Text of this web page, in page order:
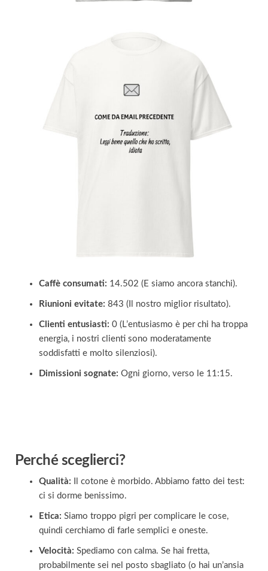
Caffè consumati: 14.502 (E siamo ancora stanchi).
Riunioni evitate: 843 (Il nostro miglior risultato).
Clienti entusiasti: 0 (L’entusiasmo è per chi ha troppa
energia, i nostri clienti sono moderatamente
soddisfatti e molto silenziosi).
Dimissioni sognate: Ogni giorno, verso le 11:15.
Perché sceglierci?
Qualità: Il cotone è morbido. Abbiamo fatto dei test:
ci si dorme benissimo.
Etica: Siamo troppo pigri per complicare le cose,
quindi cerchiamo di farle semplici e oneste.
Velocità: Spediamo con calma. Se hai fretta,
probabilmente sei nel posto sbagliato (o hai un’ansia